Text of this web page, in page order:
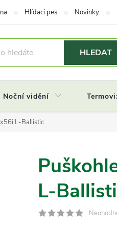
Hlídací pes Novinky
HLEDAT
Noční vidění
L-Ballistic
L-